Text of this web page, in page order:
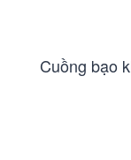
Cuồng bạo